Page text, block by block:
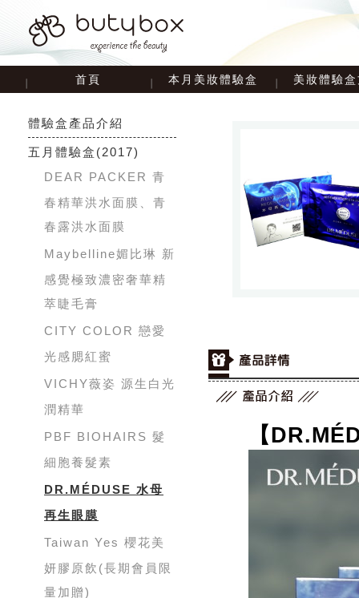
首頁 本月美妝體驗盒 美妝體驗
【
體驗盒產品介紹
五月體驗盒 (2017)
DEAR PACKER 青
春精華洪水面膜、青
春露洪水面膜
​Maybelline媚比琳 新
感覺極致濃密奢華精
萃睫毛膏
CITY COLOR 戀愛
光感腮紅蜜
VICHY薇姿 源生白光
潤精華
PBF BIOHAIRS 髮
細胞養髮素
DR.MÉDUSE 水母
再生眼膜
Taiwan Yes 櫻花美
妍膠原飲(長期會員限
量加贈)